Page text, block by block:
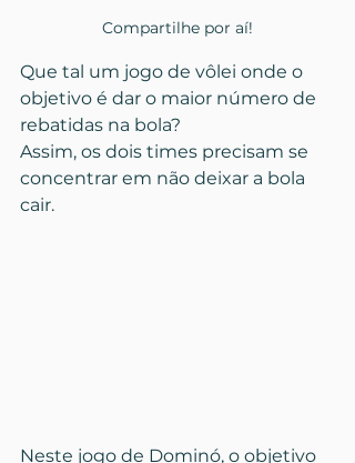
Compartilhe por aí!
Que tal um jogo de vôlei onde o
objetivo é dar o maior número de
rebatidas na bola?
Assim, os dois times precisam se
concentrar em não deixar a bola
cair.
Neste jogo de Dominó, o objetivo